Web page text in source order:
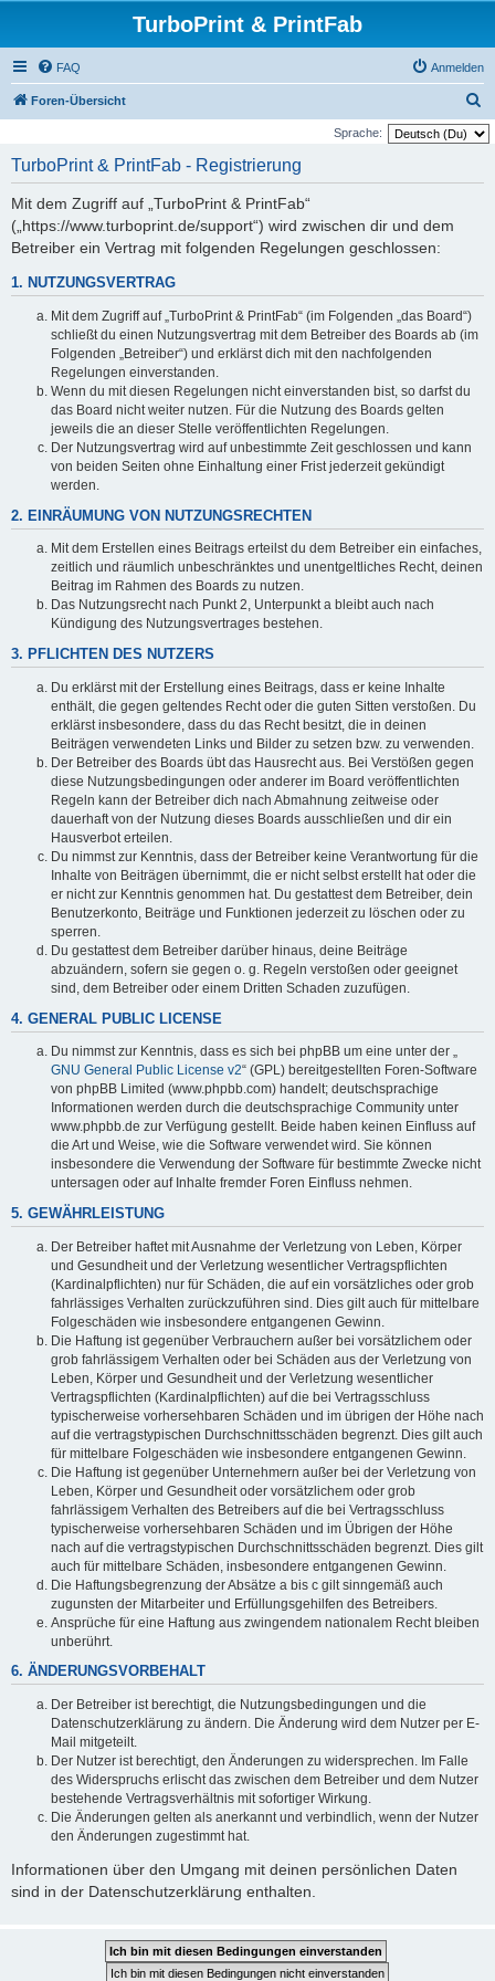
TurboPrint & PrintFab
FAQ Anmelden
Foren-Übersicht
u
Sprache:
TurboPrint & PrintFab - Registrierung
Mit dem Zugriff auf „TurboPrint & PrintFab“
(„https://www.turboprint.de/support“) wird zwischen dir und dem
Betreiber ein Vertrag mit folgenden Regelungen geschlossen:
1. NUTZUNGSVERTRAG
Mit dem Zugriff auf „TurboPrint & PrintFab“ (im Folgenden „das Board“)
schließt du einen Nutzungsvertrag mit dem Betreiber des Boards ab (im
Folgenden „Betreiber“) und erklärst dich mit den nachfolgenden
Regelungen einverstanden.
Wenn du mit diesen Regelungen nicht einverstanden bist, so darfst du
das Board nicht weiter nutzen. Für die Nutzung des Boards gelten
jeweils die an dieser Stelle veröffentlichten Regelungen.
Der Nutzungsvertrag wird auf unbestimmte Zeit geschlossen und kann
von beiden Seiten ohne Einhaltung einer Frist jederzeit gekündigt
werden.
2. EINRÄUMUNG VON NUTZUNGSRECHTEN
Mit dem Erstellen eines Beitrags erteilst du dem Betreiber ein einfaches,
zeitlich und räumlich unbeschränktes und unentgeltliches Recht, deinen
Beitrag im Rahmen des Boards zu nutzen.
Das Nutzungsrecht nach Punkt 2, Unterpunkt a bleibt auch nach
Kündigung des Nutzungsvertrages bestehen.
3. PFLICHTEN DES NUTZERS
Du erklärst mit der Erstellung eines Beitrags, dass er keine Inhalte
enthält, die gegen geltendes Recht oder die guten Sitten verstoßen. Du
erklärst insbesondere, dass du das Recht besitzt, die in deinen
Beiträgen verwendeten Links und Bilder zu setzen bzw. zu verwenden.
Der Betreiber des Boards übt das Hausrecht aus. Bei Verstößen gegen
diese Nutzungsbedingungen oder anderer im Board veröffentlichten
Regeln kann der Betreiber dich nach Abmahnung zeitweise oder
dauerhaft von der Nutzung dieses Boards ausschließen und dir ein
Hausverbot erteilen.
Du nimmst zur Kenntnis, dass der Betreiber keine Verantwortung für die
Inhalte von Beiträgen übernimmt, die er nicht selbst erstellt hat oder die
er nicht zur Kenntnis genommen hat. Du gestattest dem Betreiber, dein
Benutzerkonto, Beiträge und Funktionen jederzeit zu löschen oder zu
sperren.
Du gestattest dem Betreiber darüber hinaus, deine Beiträge
abzuändern, sofern sie gegen o. g. Regeln verstoßen oder geeignet
sind, dem Betreiber oder einem Dritten Schaden zuzufügen.
4. GENERAL PUBLIC LICENSE
Du nimmst zur Kenntnis, dass es sich bei phpBB um eine unter der „
GNU General Public License v2“ (GPL) bereitgestellten Foren-Software
von phpBB Limited (www.phpbb.com) handelt; deutschsprachige
Informationen werden durch die deutschsprachige Community unter
www.phpbb.de zur Verfügung gestellt. Beide haben keinen Einfluss auf
die Art und Weise, wie die Software verwendet wird. Sie können
insbesondere die Verwendung der Software für bestimmte Zwecke nicht
untersagen oder auf Inhalte fremder Foren Einfluss nehmen.
5. GEWÄHRLEISTUNG
Der Betreiber haftet mit Ausnahme der Verletzung von Leben, Körper
und Gesundheit und der Verletzung wesentlicher Vertragspflichten
(Kardinalpflichten) nur für Schäden, die auf ein vorsätzliches oder grob
fahrlässiges Verhalten zurückzuführen sind. Dies gilt auch für mittelbare
Folgeschäden wie insbesondere entgangenen Gewinn.
Die Haftung ist gegenüber Verbrauchern außer bei vorsätzlichem oder
grob fahrlässigem Verhalten oder bei Schäden aus der Verletzung von
Leben, Körper und Gesundheit und der Verletzung wesentlicher
Vertragspflichten (Kardinalpflichten) auf die bei Vertragsschluss
typischerweise vorhersehbaren Schäden und im übrigen der Höhe nach
auf die vertragstypischen Durchschnittsschäden begrenzt. Dies gilt auch
für mittelbare Folgeschäden wie insbesondere entgangenen Gewinn.
Die Haftung ist gegenüber Unternehmern außer bei der Verletzung von
Leben, Körper und Gesundheit oder vorsätzlichem oder grob
fahrlässigem Verhalten des Betreibers auf die bei Vertragsschluss
typischerweise vorhersehbaren Schäden und im Übrigen der Höhe
nach auf die vertragstypischen Durchschnittsschäden begrenzt. Dies gilt
auch für mittelbare Schäden, insbesondere entgangenen Gewinn.
Die Haftungsbegrenzung der Absätze a bis c gilt sinngemäß auch
zugunsten der Mitarbeiter und Erfüllungsgehilfen des Betreibers.
Ansprüche für eine Haftung aus zwingendem nationalem Recht bleiben
unberührt.
6. ÄNDERUNGSVORBEHALT
Der Betreiber ist berechtigt, die Nutzungsbedingungen und die
Datenschutzerklärung zu ändern. Die Änderung wird dem Nutzer per E-
Mail mitgeteilt.
Der Nutzer ist berechtigt, den Änderungen zu widersprechen. Im Falle
des Widerspruchs erlischt das zwischen dem Betreiber und dem Nutzer
bestehende Vertragsverhältnis mit sofortiger Wirkung.
Die Änderungen gelten als anerkannt und verbindlich, wenn der Nutzer
den Änderungen zugestimmt hat.
Informationen über den Umgang mit deinen persönlichen Daten
sind in der Datenschutzerklärung enthalten.